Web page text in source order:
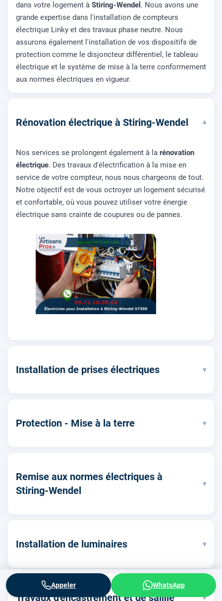
dans votre logement à Stiring-Wendel . Nous avons une
grande expertise dans l'installation de compteurs
électrique Linky et des travaux phase neutre. Nous
assurons également l'installation de vos dispositifs de
protection comme le disjoncteur différentiel, le tableau
électrique et le système de mise à la terre conformement
aux normes électriques en vigueur.
Rénovation électrique à Stiring-Wendel ▾
Nos services se prolongent également à la rénovation
électrique. Des travaux d'électrification à la mise en
service de votre compteur, nous nous chargeons de tout.
Notre objectif est de vous octroyer un logement sécurisé
et confortable, où vous pouvez utiliser votre énergie
électrique sans crainte de coupures ou de pannes.
Installation de prises électriques ▾
Protection - Mise à la terre ▾
Remise aux normes électriques à
Stiring-Wendel
▾
Installation de luminaires ▾
Travaux d'encastrement et de saillie ▾
Appeler WhatsApp